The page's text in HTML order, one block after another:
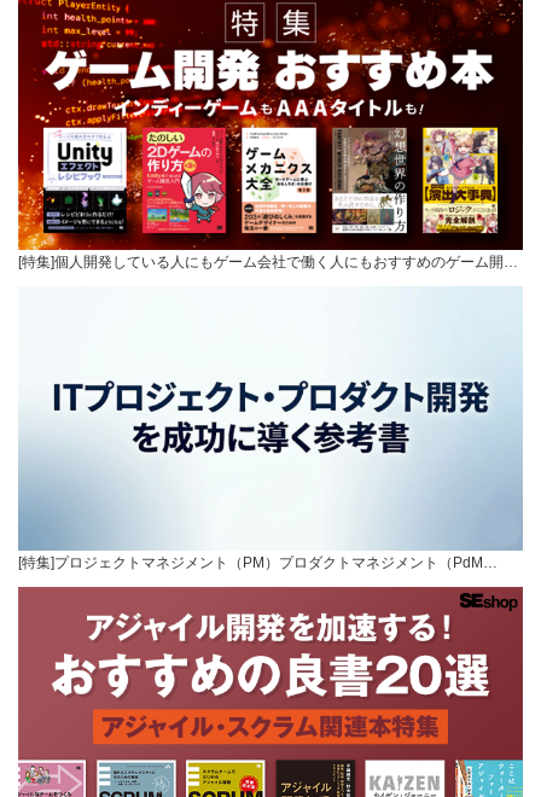
[特集]個人開発している人にもゲーム会社で働く人にもおすすめのゲーム開…
[特集]プロジェクトマネジメント（PM）プロダクトマネジメント（PdM…